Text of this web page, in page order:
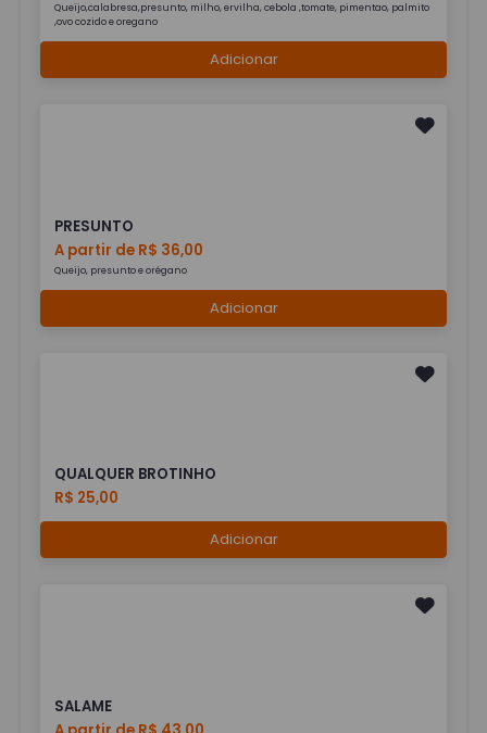
Queijo,calabresa,presunto, milho, ervilha, cebola ,tomate, pimentao, palmito
,ovo cozido e oregano
Adicionar
PRESUNTO
A partir de R$ 36,00
Queijo, presunto e orégano
Adicionar
QUALQUER BROTINHO
R$ 25,00
Adicionar
SALAME